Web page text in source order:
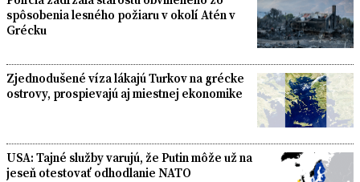
spôsobenia lesného požiaru v okolí Atén v
Grécku
Zjednodušené víza lákajú Turkov na grécke
ostrovy, prospievajú aj miestnej ekonomike
USA: Tajné služby varujú, že Putin môže už na
jeseň otestovať odhodlanie NATO